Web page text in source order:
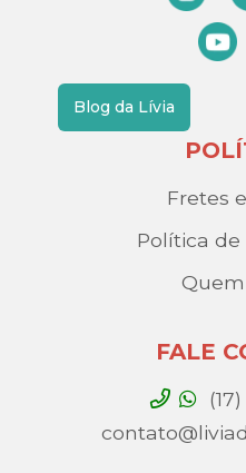
Blog da Lívia
Fretes
Política de
FALE